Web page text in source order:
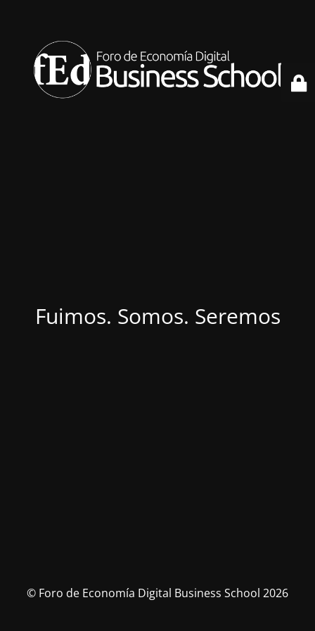
Fuimos. Somos. Seremos
© Foro de Economía Digital Business School 2026